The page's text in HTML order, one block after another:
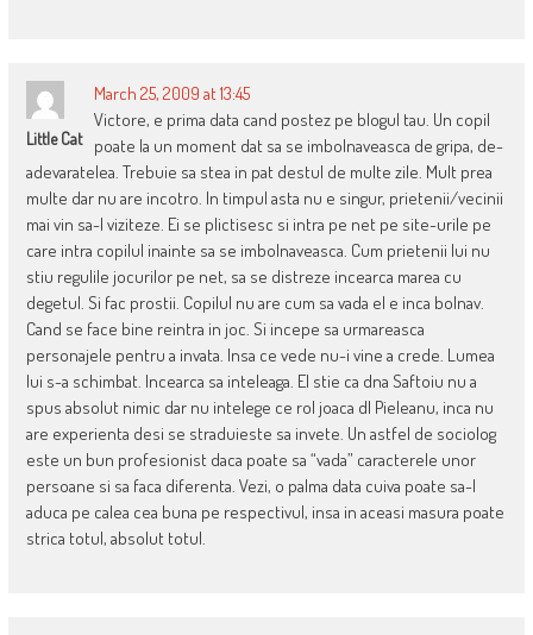
Little Cat
March 25, 2009 at 13:45
Victore, e prima data cand postez pe blogul tau. Un copil
poate la un moment dat sa se imbolnaveasca de gripa, de-
adevaratelea. Trebuie sa stea in pat destul de multe zile. Mult prea
multe dar nu are incotro. In timpul asta nu e singur, prietenii/vecinii
mai vin sa-l viziteze. Ei se plictisesc si intra pe net pe site-urile pe
care intra copilul inainte sa se imbolnaveasca. Cum prietenii lui nu
stiu regulile jocurilor pe net, sa se distreze incearca marea cu
degetul. Si fac prostii. Copilul nu are cum sa vada el e inca bolnav.
Cand se face bine reintra in joc. Si incepe sa urmareasca
personajele pentru a invata. Insa ce vede nu-i vine a crede. Lumea
lui s-a schimbat. Incearca sa inteleaga. El stie ca dna Saftoiu nu a
spus absolut nimic dar nu intelege ce rol joaca dl Pieleanu, inca nu
are experienta desi se straduieste sa invete. Un astfel de sociolog
este un bun profesionist daca poate sa “vada” caracterele unor
persoane si sa faca diferenta. Vezi, o palma data cuiva poate sa-l
aduca pe calea cea buna pe respectivul, insa in aceasi masura poate
strica totul, absolut totul.